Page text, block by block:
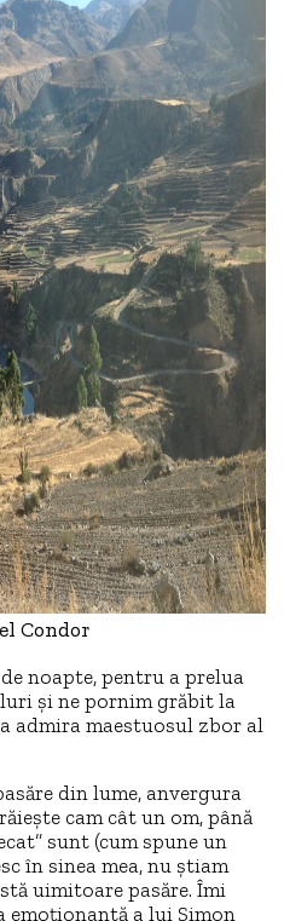
Condor
noapte, pentru a prelua
și ne pornim grăbit la
admira maestuosul zbor al
din lume, anvergura
cam cât un om, până
sunt (cum spune un
în sinea mea, nu știam
uimitoare pasăre. Îmi
emoționantă a lui Simon